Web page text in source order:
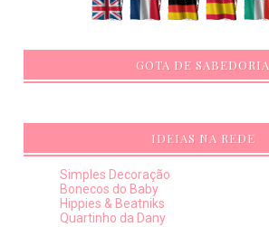
GOTA DE SABEDORIA
IDEIAS NA REDE
Simples Decoração
Bonecos do Baby
Hippies & Beatniks
Quartinho da Dany